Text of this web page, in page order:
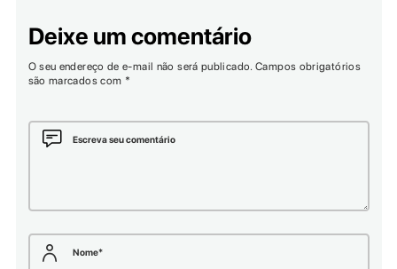
Deixe um comentário
O seu endereço de e-mail não será publicado. Campos obrigatórios
são marcados com *
Escreva seu comentário
Nome*